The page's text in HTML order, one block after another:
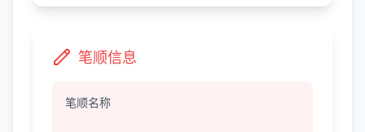
笔顺信息
笔顺名称